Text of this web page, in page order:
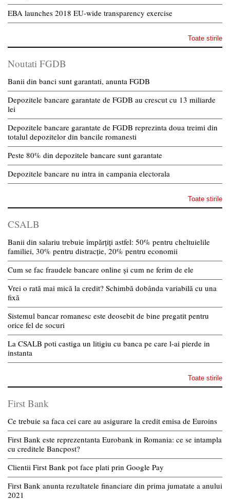
EBA launches 2018 EU-wide transparency exercise
Toate stirile
Noutati FGDB
Banii din banci sunt garantati, anunta FGDB
Depozitele bancare garantate de FGDB au crescut cu 13 miliarde
lei
Depozitele bancare garantate de FGDB reprezinta doua treimi din
totalul depozitelor din bancile romanesti
Peste 80% din depozitele bancare sunt garantate
Depozitele bancare nu intra in campania electorala
Toate stirile
CSALB
Banii din salariu trebuie împărțiți astfel: 50% pentru cheltuielile
familiei, 30% pentru distracție, 20% pentru economii
Cum se fac fraudele bancare online și cum ne ferim de ele
Vrei o rată mai mică la credit? Schimbă dobânda variabilă cu una
fixă
Sistemul bancar romanesc este deosebit de bine pregatit pentru
orice fel de socuri
La CSALB poti castiga un litigiu cu banca pe care l-ai pierde in
instanta
Toate stirile
First Bank
Ce trebuie sa faca cei care au asigurare la credit emisa de Euroins
First Bank este reprezentanta Eurobank in Romania: ce se intampla
cu creditele Bancpost?
Clientii First Bank pot face plati prin Google Pay
First Bank anunta rezultatele financiare din prima jumatate a anului
2021